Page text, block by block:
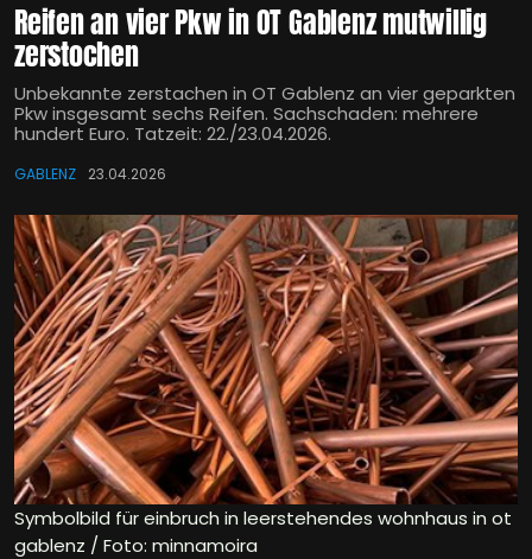
Reifen an vier Pkw in OT Gablenz mutwillig
zerstochen
Unbekannte zerstachen in OT Gablenz an vier geparkten
Pkw insgesamt sechs Reifen. Sachschaden: mehrere
hundert Euro. Tatzeit: 22./23.04.2026.
GABLENZ 23.04.2026
Symbolbild für einbruch in leerstehendes wohnhaus in ot
gablenz / Foto: minnamoira